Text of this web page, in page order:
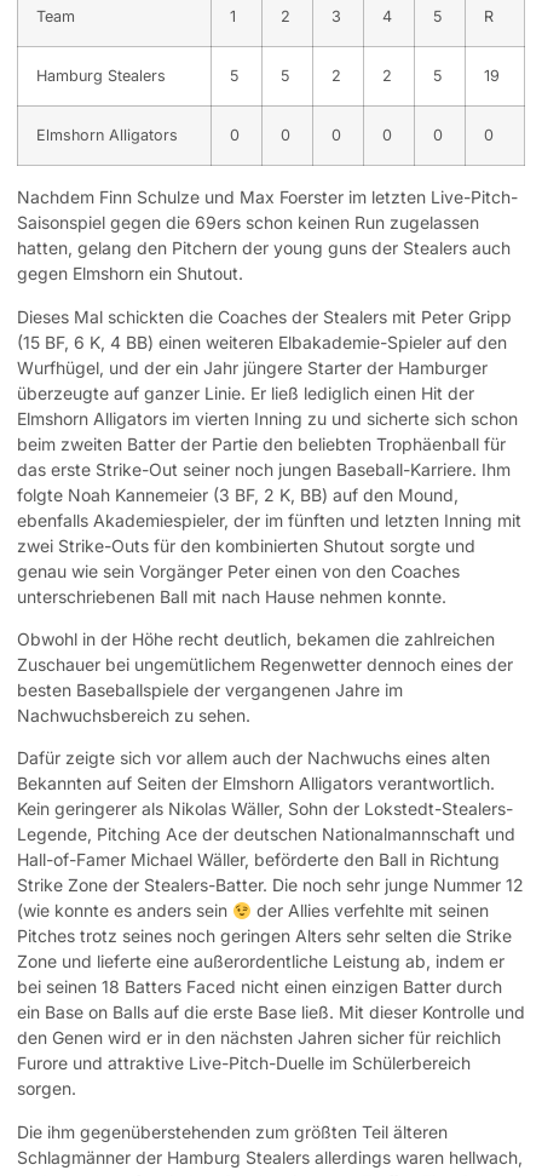
Team 1 2 3 4 5 R
Hamburg Stealers 5 5 2 2 5 19
Elmshorn Alligators 0 0 0 0 0 0
Nachdem Finn Schulze und Max Foerster im letzten Live-Pitch-
Saisonspiel gegen die 69ers schon keinen Run zugelassen
hatten, gelang den Pitchern der young guns der Stealers auch
gegen Elmshorn ein Shutout.
Dieses Mal schickten die Coaches der Stealers mit Peter Gripp
(15 BF, 6 K, 4 BB) einen weiteren Elbakademie-Spieler auf den
Wurfhügel, und der ein Jahr jüngere Starter der Hamburger
überzeugte auf ganzer Linie. Er ließ lediglich einen Hit der
Elmshorn Alligators im vierten Inning zu und sicherte sich schon
beim zweiten Batter der Partie den beliebten Trophäenball für
das erste Strike-Out seiner noch jungen Baseball-Karriere. Ihm
folgte Noah Kannemeier (3 BF, 2 K, BB) auf den Mound,
ebenfalls Akademiespieler, der im fünften und letzten Inning mit
zwei Strike-Outs für den kombinierten Shutout sorgte und
genau wie sein Vorgänger Peter einen von den Coaches
unterschriebenen Ball mit nach Hause nehmen konnte.
Obwohl in der Höhe recht deutlich, bekamen die zahlreichen
Zuschauer bei ungemütlichem Regenwetter dennoch eines der
besten Baseballspiele der vergangenen Jahre im
Nachwuchsbereich zu sehen.
Dafür zeigte sich vor allem auch der Nachwuchs eines alten
Bekannten auf Seiten der Elmshorn Alligators verantwortlich.
Kein geringerer als Nikolas Wäller, Sohn der Lokstedt-Stealers-
Legende, Pitching Ace der deutschen Nationalmannschaft und
Hall-of-Famer Michael Wäller, beförderte den Ball in Richtung
Strike Zone der Stealers-Batter. Die noch sehr junge Nummer 12
(wie konnte es anders sein
der Allies verfehlte mit seinen
Pitches trotz seines noch geringen Alters sehr selten die Strike
Zone und lieferte eine außerordentliche Leistung ab, indem er
bei seinen 18 Batters Faced nicht einen einzigen Batter durch
ein Base on Balls auf die erste Base ließ. Mit dieser Kontrolle und
den Genen wird er in den nächsten Jahren sicher für reichlich
Furore und attraktive Live-Pitch-Duelle im Schülerbereich
sorgen.
Die ihm gegenüberstehenden zum größten Teil älteren
Schlagmänner der Hamburg Stealers allerdings waren hellwach,